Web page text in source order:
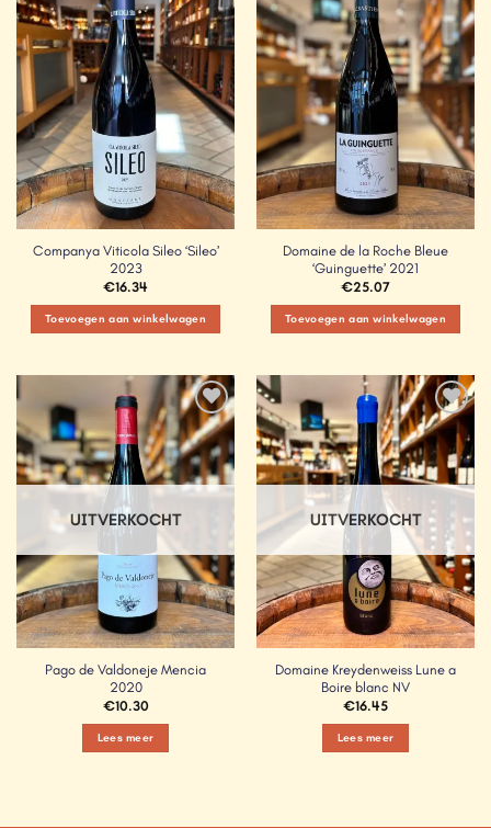
Add to
Wishlist
Companya Viticola Sileo ‘Sileo’
2023
€16.34
Toevoegen aan winkelwagen
Add to
Wishlist
Domaine de la Roche Bleue
‘Guinguette’ 2021
€25.07
Toevoegen aan winkelwagen
Add to
Wishlist
UITVERKOCHT
Pago de Valdoneje Mencia
2020
€10.30
Lees meer
Add to
Wishlist
UITVERKOCHT
Domaine Kreydenweiss Lune a
Boire blanc NV
€16.45
Lees meer